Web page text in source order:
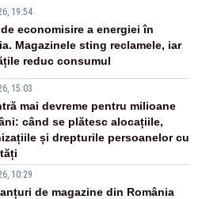
19:54
economisire a energiei în
Magazinele sting reclamele, iar
reduc consumul
15:03
mai devreme pentru milioane
când se plătesc alocațiile,
și drepturile persoanelor cu
10:29
de magazine din România